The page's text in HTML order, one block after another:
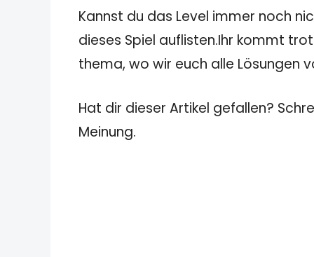
Kannst du das Level immer noch
dieses Spiel auflisten.Ihr kommt
thema, wo wir euch alle Lösungen
Hat dir dieser Artikel gefallen?
Meinung.